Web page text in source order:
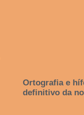
Ortografia e
definitivo da